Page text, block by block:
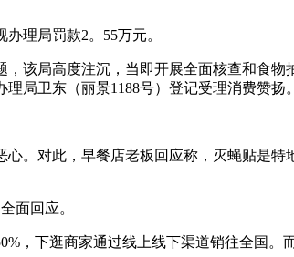
理局罚款2。55万元。
局高度注沉，当即开展全面核查和食物
局卫东（丽景1188号）登记受理消费赞扬。
对此，早餐店老板回应称，灭蝇贴是特
面回应。
下逛商家通过线上线下渠道销往全国。